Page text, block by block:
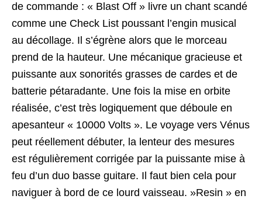
de commande : « Blast Off » livre un chant scandé
comme une Check List poussant l’engin musical
au décollage. Il s’égrène alors que le morceau
prend de la hauteur. Une mécanique gracieuse et
puissante aux sonorités grasses de cardes et de
batterie pétaradante. Une fois la mise en orbite
réalisée, c’est très logiquement que déboule en
apesanteur « 10000 Volts ». Le voyage vers Vénus
peut réellement débuter, la lenteur des mesures
est régulièrement corrigée par la puissante mise à
feu d’un duo basse guitare. Il faut bien cela pour
naviguer à bord de ce lourd vaisseau. »Resin » en